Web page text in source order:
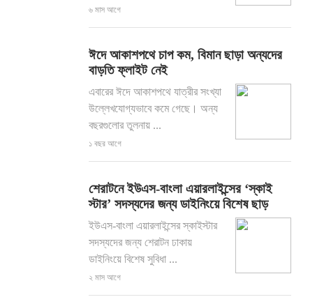
৬ মাস আগে
ঈদে আকাশপথে চাপ কম, বিমান ছাড়া অন্যদের
বাড়তি ফ্লাইট নেই
এবারের ঈদে আকাশপথে যাত্রীর সংখ্যা
উল্লেখযোগ্যভাবে কমে গেছে। অন্য
বছরগুলোর তুলনায় ...
১ বছর আগে
শেরাটনে ইউএস-বাংলা এয়ারলাইন্সের ‘স্কাই
স্টার’ সদস্যদের জন্য ডাইনিংয়ে বিশেষ ছাড়
ইউএস-বাংলা এয়ারলাইন্সের স্কাইস্টার
সদস্যদের জন্য শেরাটন ঢাকায়
ডাইনিংয়ে বিশেষ সুবিধা ...
২ মাস আগে